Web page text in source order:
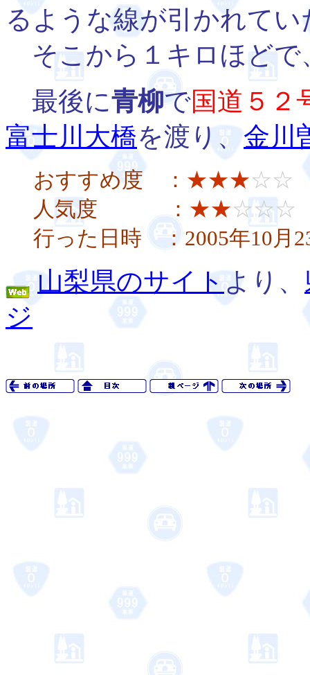
るような線が引かれてい
そこから１キロほどで
最後に青柳で国道５２
富士川大橋を渡り、金川
おすすめ度 ： ★★★☆☆
人気度 ： ★★☆☆☆
行った日時 ：2005年10月
山梨県のサイトより、
ジ